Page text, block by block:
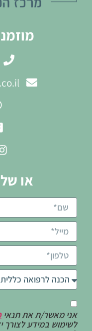
או
אני מאשר/ת את תנאי
לשימוש במידע לצורך